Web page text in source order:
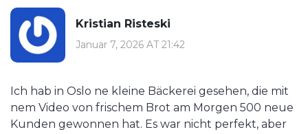
Kristian Risteski
Januar 7, 2026 AT 21:42
Ich hab in Oslo ne kleine Bäckerei gesehen, die mit
nem Video von frischem Brot am Morgen 500 neue
Kunden gewonnen hat. Es war nicht perfekt, aber